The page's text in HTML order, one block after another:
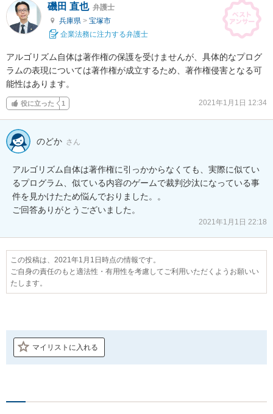
磯田 直也 弁護士
兵庫県 > 宝塚市
企業法務に注力する弁護士
アルゴリズム自体は著作権の保護を受けませんが、具体的なプログ
ラムの表現については著作権が成立するため、著作権侵害となる可
能性はあります。
役に立った 1 2021年1月1日 12:34
のどか さん
アルゴリズム自体は著作権に引っかからなくても、実際に似てい
るプログラム、似ている内容のゲームで裁判沙汰になっている事
件を見かけたため悩んでおりました。。
ご回答ありがとうございました。
2021年1月1日 22:18
この投稿は、2021年1月1日時点の情報です。
ご自身の責任のもと適法性・有用性を考慮してご利用いただくようお願いい
たします。
マイリストに入れる